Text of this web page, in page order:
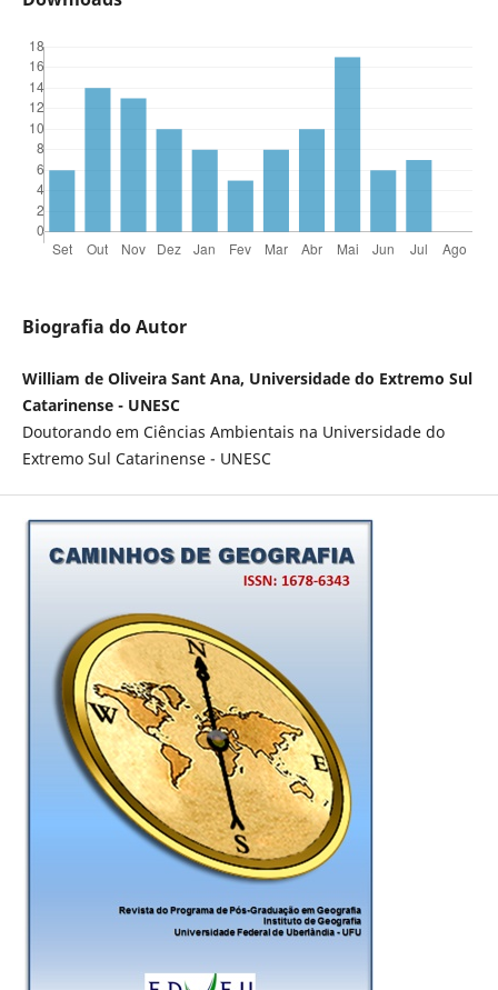
Biografia do Autor
William de Oliveira Sant Ana, Universidade do Extremo Sul
Catarinense - UNESC
Doutorando em Ciências Ambientais na Universidade do
Extremo Sul Catarinense - UNESC